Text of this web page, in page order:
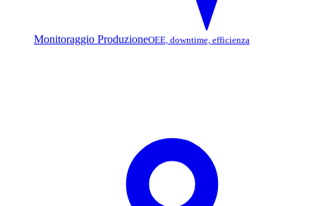
Monitoraggio ProduzioneOEE, downtime, efficienza